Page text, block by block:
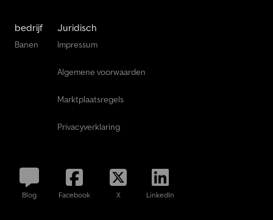
bedrijf
Banen
Juridisch
Impressum
Algemene voorwaarden
Marktplaatsregels
Privacyverklaring
Blog Facebook X LinkedIn